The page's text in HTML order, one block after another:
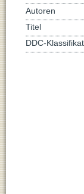
Autoren
Titel
DDC-